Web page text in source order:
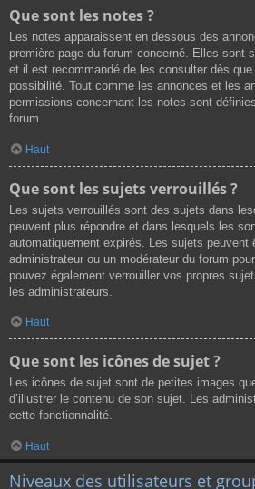
Que sont les notes ?
Les notes apparaissent en dessous des
première page du forum concerné. Elles sont
et il est recommandé de les consulter dès
possibilité. Tout comme les annonces et les
permissions concernant les notes sont
forum.
Haut
Que sont les sujets verrouillés ?
Les sujets verrouillés sont des sujets dans
peuvent plus répondre et dans lesquels les
automatiquement expirés. Les sujets peuvent
administrateur ou un modérateur du forum
pouvez également verrouiller vos propres
les administrateurs.
Haut
Que sont les icônes de sujet ?
Les icônes de sujet sont de petites images
d’illustrer le contenu de son sujet. Les
cette fonctionnalité.
Haut
Niveaux des utilisateurs et